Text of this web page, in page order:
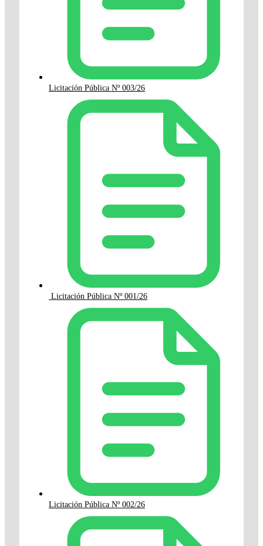
Licitación Pública Nº 003/26
Licitación Pública Nº 001/26
Licitación Pública Nº 002/26